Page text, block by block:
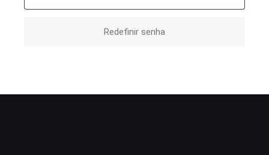
Redefinir senha